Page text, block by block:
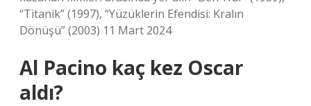
“Titanik” (1997), “Yüzüklerin Efendisi: Kralın
Dönüşü” (2003) 11 Mart 2024
Al Pacino kaç kez Oscar
aldı?